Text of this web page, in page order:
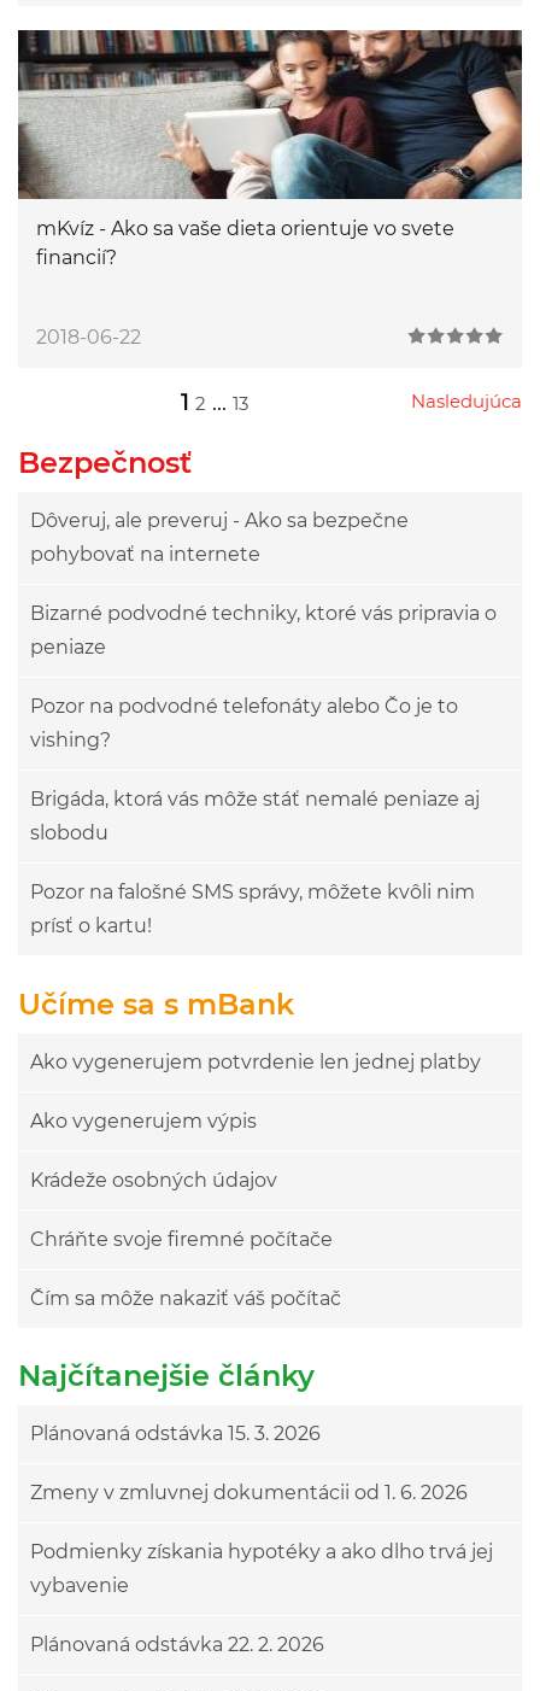
mKvíz - Ako sa vaše dieta orientuje vo svete
financií?
2018-06-22
1 2 ... 13 Nasledujúca
Przejdź do następnej strony
Bezpečnosť
Dôveruj, ale preveruj - Ako sa bezpečne
pohybovať na internete
Bizarné podvodné techniky, ktoré vás pripravia o
peniaze
Pozor na podvodné telefonáty alebo Čo je to
vishing?
Brigáda, ktorá vás môže stáť nemalé peniaze aj
slobodu
Pozor na falošné SMS správy, môžete kvôli nim
prísť o kartu!
Učíme sa s mBank
Ako vygenerujem potvrdenie len jednej platby
Ako vygenerujem výpis
Krádeže osobných údajov
Chráňte svoje firemné počítače
Čím sa môže nakaziť váš počítač
Najčítanejšie články
Plánovaná odstávka 15. 3. 2026
Zmeny v zmluvnej dokumentácii od 1. 6. 2026
Podmienky získania hypotéky a ako dlho trvá jej
vybavenie
Plánovaná odstávka 22. 2. 2026